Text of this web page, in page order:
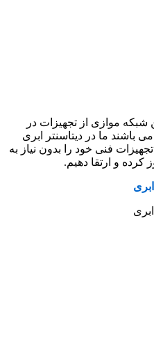
شبکه موازی از تجهیزات در
ما در دیتاسنتر ابری
فنی خود را بدون نیاز به
و ارتقا دهیم.